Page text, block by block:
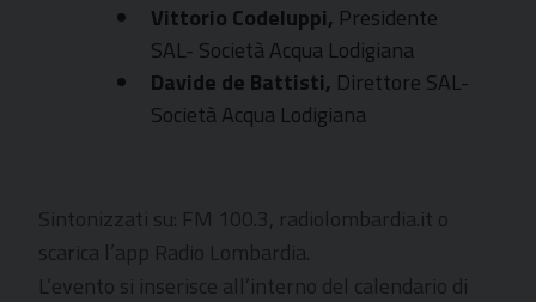
Vittorio Codeluppi, Presidente
SAL- Società Acqua Lodigiana
Davide de Battisti, Direttore SAL-
Società Acqua Lodigiana
Sintonizzati su: FM 100.3, radiolombardia.it o
scarica l’app Radio Lombardia.
L’evento si inserisce all’interno del calendario di